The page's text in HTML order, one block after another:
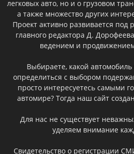
легковых авто, но и о грузовом
а также множество других
Проект активно развивается под
главного редактора Д.
ведением и
Выбираете, какой
определиться с выбором
просто интересуетесь самыми
автомире? Тогда наш сайт
Для нас не существует
уделяем внимание
Свидетельство о регистрации